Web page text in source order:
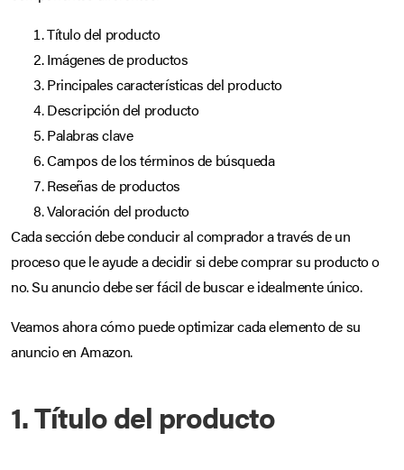
Título del producto
Imágenes de productos
Principales características del producto
Descripción del producto
Palabras clave
Campos de los términos de búsqueda
Reseñas de productos
Valoración del producto
Cada sección debe conducir al comprador a través de un
proceso que le ayude a decidir si debe comprar su producto o
no. Su anuncio debe ser fácil de buscar e idealmente único.
Veamos ahora cómo puede optimizar cada elemento de su
anuncio en Amazon.
1. Título del producto